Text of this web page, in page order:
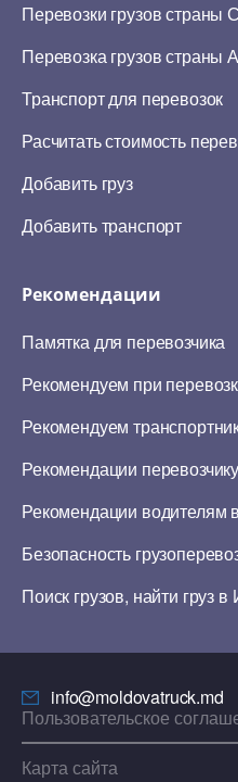
Перевозки грузов страны
Перевозка грузов страны
Транспорт для перевозок
Расчитать стоимость
Добавить груз
Добавить транспорт
Рекомендации
Памятка для перевозчика
Рекомендуем при
Рекомендуем
Рекомендации перевозчику
Рекомендации водителям
Безопасность
Поиск грузов, найти груз в
info@moldovatruck.md
Пользовательское
Карта сайта